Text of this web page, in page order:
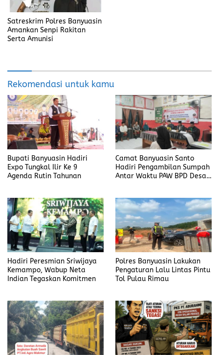
Satreskrim Polres Banyuasin
Amankan Senpi Rakitan
Serta Amunisi
Rekomendasi untuk kamu
Bupati Banyuasin Hadiri
Expo Tungkal Ilir Ke 9
Agenda Rutin Tahunan
Camat Banyuasin Santo
Hadiri Pengambilan Sumpah
Antar Waktu PAW BPD Desa
Hadiri Peresmian Sriwijaya
Kemampo, Wabup Neta
Indian Tegaskan Komitmen
Polres Banyuasin Lakukan
Pengaturan Lalu Lintas Pintu
Tol Pulau Rimau